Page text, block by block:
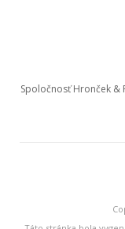
Spoločnosť Hronček &